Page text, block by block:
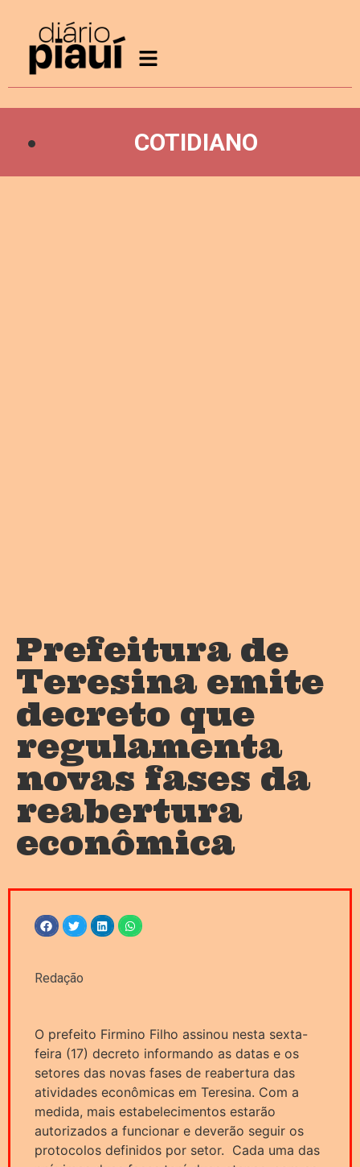
COTIDIANO
Prefeitura de
Teresina emite
decreto que
regulamenta
novas fases da
reabertura
econômica
Redação
O prefeito Firmino Filho assinou nesta sexta-
feira (17) decreto informando as datas e os
setores das novas fases de reabertura das
atividades econômicas em Teresina. Com a
medida, mais estabelecimentos estarão
autorizados a funcionar e deverão seguir os
protocolos definidos por setor. Cada uma das